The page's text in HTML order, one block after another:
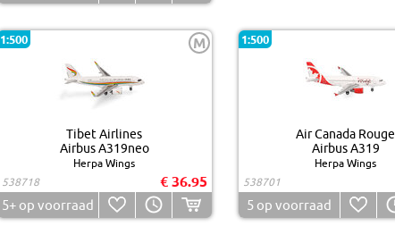
1:500 M
Tibet Airlines
Airbus A319neo
Herpa Wings
538718
€ 36.95
5+op voorraad
1:500
Air Canada Rouge
Airbus A319
Herpa Wings
538701
5op voorraad